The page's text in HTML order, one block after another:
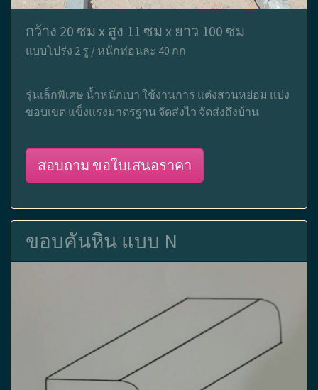
กว้าง 20 ซม x สูง 11 ซม x ยาว 100 ซม
แบบโปร่ง 2 รู / หนักท่อนละ 40 กก
รุ่นเล็กพิเศษ น้ำหนักเบา ใช้งานการ แต่งสวนหย่อม แบ่ง
ขอบเขต แข็งแรงมาตรฐาน จัดส่งไว จัดส่งถึงบ้าน
สอบถาม ขอใบเสนอราคา
ขอบคันหิน แบบ N